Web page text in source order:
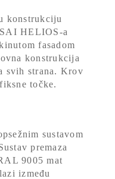
konstrukciju
HELIOS-a
fasadom
konstrukcija
svih strana. Krov
točke.
sustavom
premaza
9005 mat
između